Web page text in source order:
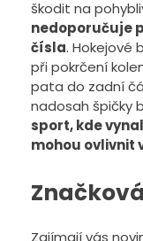
škodit na
nedoporučuje
čísla. Hokejové
při pokrčení
pata do zadní
nadosah špičky
sport, kde
mohou ovlivnit
Zajímají vás